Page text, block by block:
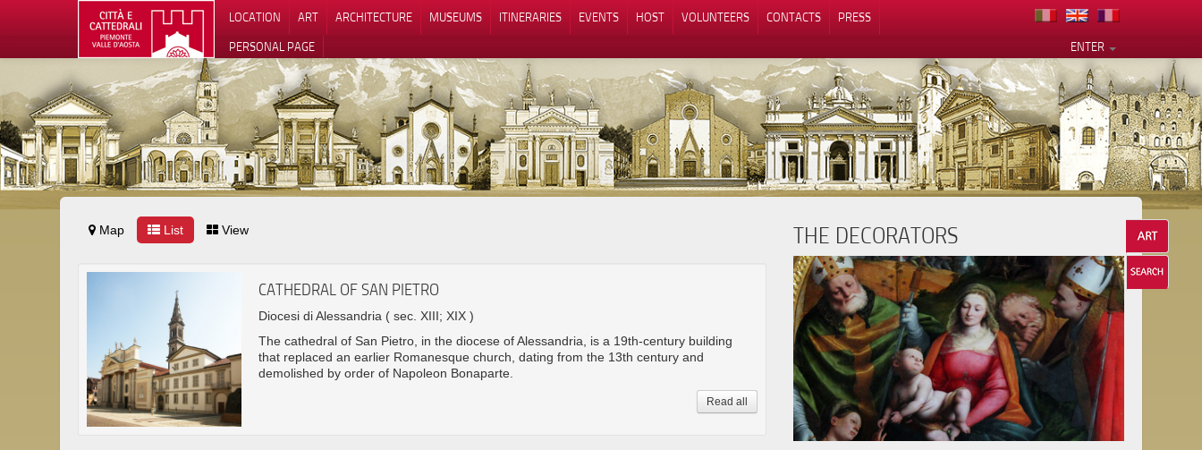
LOCATION ART ARCHITECTURE MUSEUMS ITINERARIES EVENTS HOST VOLUNTEERS CONTACTS
PRESS
ENTER
PERSONAL PAGE
Map List View
CATHEDRAL OF SAN PIETRO
Diocesi di Alessandria ( sec. XIII; XIX )
The cathedral of San Pietro, in the diocese of Alessandria, is a 19th-century building
that replaced an earlier Romanesque church, dating from the 13th century and
demolished by order of Napoleon Bonaparte.
Read all
THE DECORATORS